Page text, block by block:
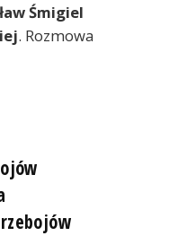
Śmigiel
. Rozmowa